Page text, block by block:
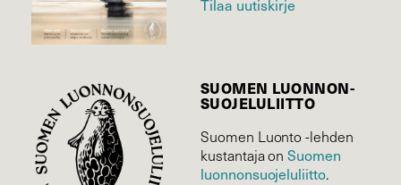
Tilaa uutiskirje
SUOMEN LUONNON­
SUOJELU­LIITTO
Suomen Luonto -lehden
kustantaja onSuomen
luonnonsuojelu­liitto.